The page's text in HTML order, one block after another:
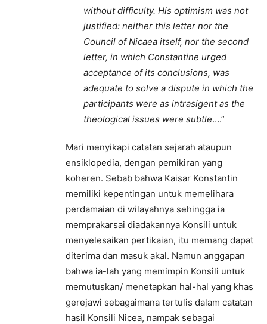
without difficulty. His optimism was not
justified: neither this letter nor the
Council of Nicaea itself, nor the second
letter, in which Constantine urged
acceptance of its conclusions, was
adequate to solve a dispute in which the
participants were as intrasigent as the
theological issues were subtle….”
Mari menyikapi catatan sejarah ataupun
ensiklopedia, dengan pemikiran yang
koheren. Sebab bahwa Kaisar Konstantin
memiliki kepentingan untuk memelihara
perdamaian di wilayahnya sehingga ia
memprakarsai diadakannya Konsili untuk
menyelesaikan pertikaian, itu memang dapat
diterima dan masuk akal. Namun anggapan
bahwa ia-lah yang memimpin Konsili untuk
memutuskan/ menetapkan hal-hal yang khas
gerejawi sebagaimana tertulis dalam catatan
hasil Konsili Nicea, nampak sebagai